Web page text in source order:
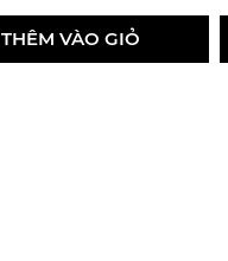
THÊM VÀO GIỎ